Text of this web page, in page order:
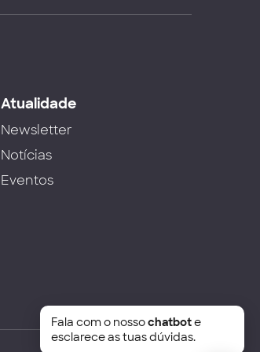
Atualidade
Newsletter
Notícias
Eventos
Fala com o nossochatbote
esclarece as tuas dúvidas.